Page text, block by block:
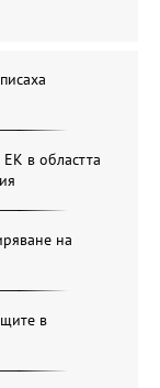
в областта
на
в